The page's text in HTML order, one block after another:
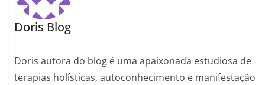
Doris Blog
Doris autora do blog é uma apaixonada estudiosa de
terapias holísticas, autoconhecimento e manifestação